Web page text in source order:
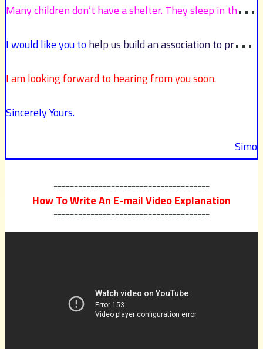
Many children don’t have a shelter. They sleep in the streets and they are always subject to rape and sexual exploitation.
I would like you tohelp us build an association to provide a shelter for children
I am looking forward to hearing from you soon.
Sincerely Yours.
Simo
======================================
How To Write An E-mail Video Explanation
======================================